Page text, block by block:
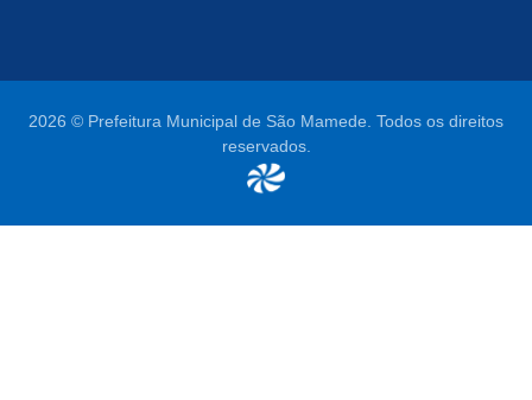
2026 © Prefeitura Municipal de São Mamede. Todos os direitos
reservados.